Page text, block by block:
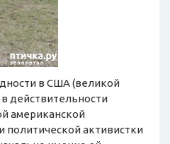
в США (великой
действительности
американской
политической активистки